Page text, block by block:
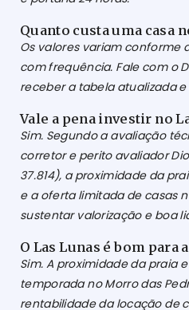
Quanto custa uma casa
Os valores variam conforme
com frequência. Fale com o
receber a tabela atualizada
Vale a pena investir no
Sim. Segundo a avaliação
corretor e perito avaliador
37.814), a proximidade da
e a oferta limitada de casas
sustentar valorização e boa
O Las Lunas é bom para
Sim. A proximidade da praia
temporada no Morro das
rentabilidade da locação de